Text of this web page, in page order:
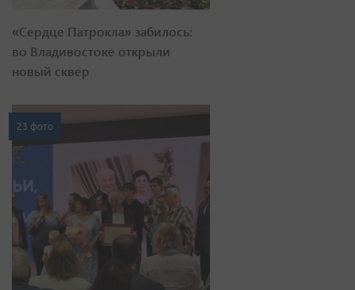
«Сердце Патрокла» забилось:
во Владивостоке открыли
новый сквер
23 фото